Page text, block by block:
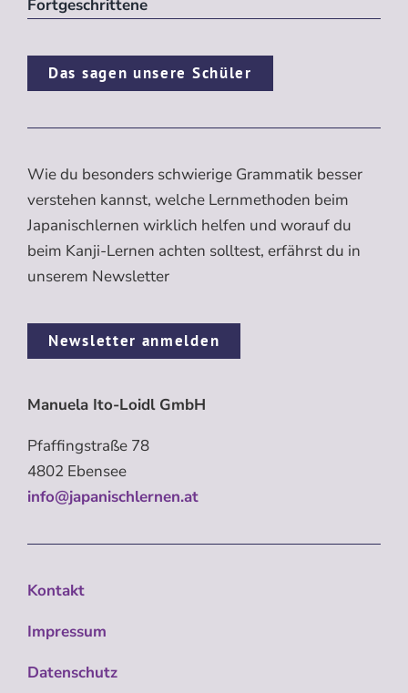
Fortgeschrittene
Das sagen unsere Schüler
Wie du besonders schwierige Grammatik besser
verstehen kannst, welche Lernmethoden beim
Japanischlernen wirklich helfen und worauf du
beim Kanji-Lernen achten solltest, erfährst du in
unserem Newsletter
Newsletter anmelden
Manuela Ito-Loidl GmbH
Pfaffingstraße 78
4802 Ebensee
info@japanischlernen.at
Kontakt
Impressum
Datenschutz